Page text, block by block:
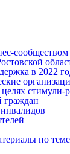
сообществом
в 2022
стимули-
граждан
по